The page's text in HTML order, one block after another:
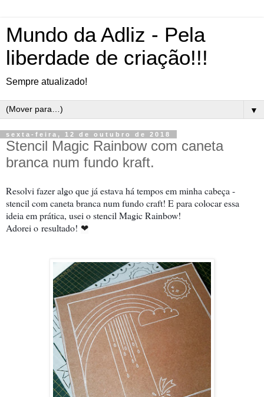
Mundo da Adliz - Pela
liberdade de criação!!!
Sempre atualizado!
▼
sexta-feira, 12 de outubro de 2018
Stencil Magic Rainbow com caneta
branca num fundo kraft.
Resolvi fazer algo que já estava há tempos em minha cabeça -
stencil com caneta branca num fundo craft! E para colocar essa
ideia em prática, usei o stencil Magic Rainbow!
Adorei o resultado! ❤